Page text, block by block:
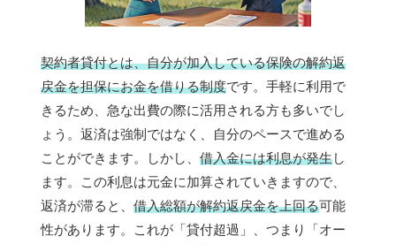
契約者貸付とは、自分が加入している保険の解約返
戻金を担保にお金を借りる制度です。手軽に利用で
きるため、急な出費の際に活用される方も多いでし
ょう。返済は強制ではなく、自分のペースで進める
ことができます。しかし、 借入金には利息が発生し
ます。この利息は元金に加算されていきますので、
返済が滞ると、 借入総額が解約返戻金を上回る可能
性があります。これが「貸付超過」、つまり「オー